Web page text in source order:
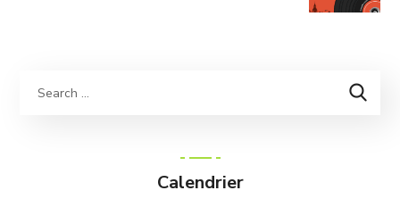
Calendrier